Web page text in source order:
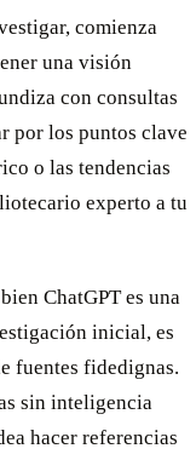
comienza
una visión
con consultas
por los puntos clave
o las tendencias
experto a tu
ChatGPT es una
inicial, es
fuentes fidedignas.
sin inteligencia
hacer referencias